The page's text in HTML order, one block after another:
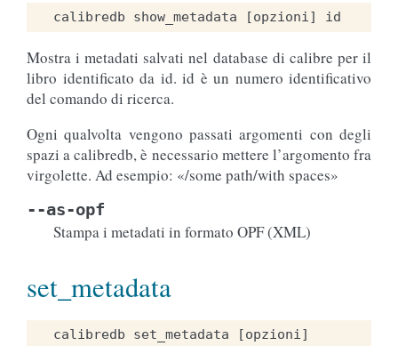
Mostra i metadati salvati nel database di calibre per il
libro identificato da id. id è un numero identificativo
del comando di ricerca.
Ogni qualvolta vengono passati argomenti con degli
spazi a calibredb, è necessario mettere l’argomento fra
virgolette. Ad esempio: «/some path/with spaces»
--as-opf
Stampa i metadati in formato OPF (XML)
set_metadata
calibredb set_metadata [opzioni]